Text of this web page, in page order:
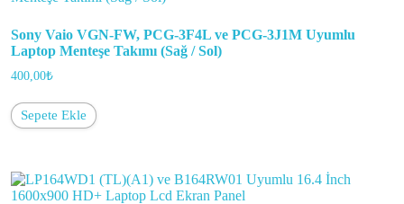
Sony Vaio VGN-FW, PCG-3F4L ve PCG-3J1M Uyumlu
Laptop Menteşe Takımı (Sağ / Sol)
400,00₺
Sepete Ekle